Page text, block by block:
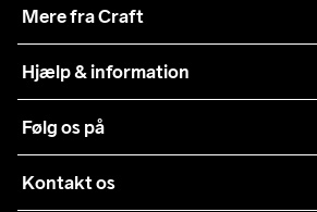
Mere fra Craft
Samarbejder
Presse
Sustainability
Hjælp & information
Levering
Kundeservice
Følg os på
Kontakt os